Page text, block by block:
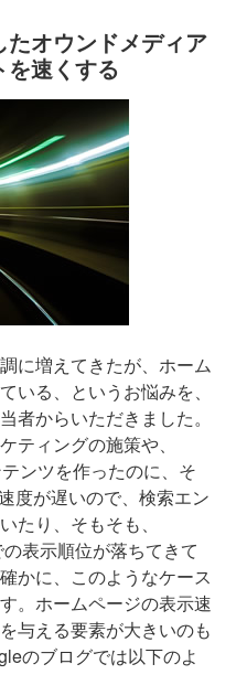
オウンドメディア
速くする
に増えてきたが、ホーム
いる、というお悩みを、
者からいただきました。
ティングの施策や、
ンツを作ったのに、そ
度が遅いので、検索エン
たり、そもそも、
表示順位が落ちてきて
かに、このようなケース
。ホームページの表示速
与える要素が大きいのも
のブログでは以下のよ